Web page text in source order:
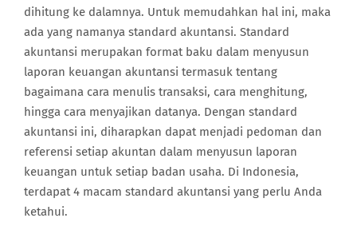
dihitung ke dalamnya. Untuk memudahkan hal ini, maka
ada yang namanya standard akuntansi. Standard
akuntansi merupakan format baku dalam menyusun
laporan keuangan akuntansi termasuk tentang
bagaimana cara menulis transaksi, cara menghitung,
hingga cara menyajikan datanya. Dengan standard
akuntansi ini, diharapkan dapat menjadi pedoman dan
referensi setiap akuntan dalam menyusun laporan
keuangan untuk setiap badan usaha. Di Indonesia,
terdapat 4 macam standard akuntansi yang perlu Anda
ketahui.